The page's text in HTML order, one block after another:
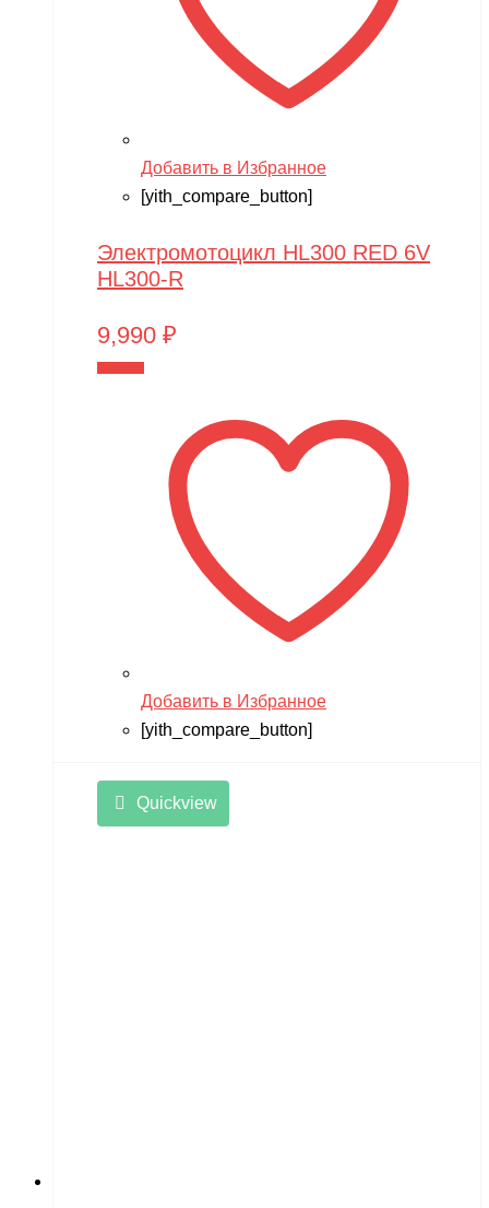
Добавить в Избранное
[yith_compare_button]
Электромотоцикл HL300 RED 6V
HL300-R
9,990 ₽
Добавить в Избранное
[yith_compare_button]
Quickview